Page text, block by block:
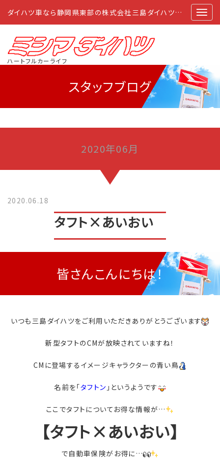
ダイハツ車なら静岡県東部の株式会社三島ダイハツにおまかせ
ハートフルカーライフ
スタッフブログ
2020年06月
2020.06.18
タフト×あいおい
皆さんこんにちは！
いつも三島ダイハツをご利用いただきありがとうございます
新型タフトのCMが放映されていますね！
CMに登場するイメージキャラクターの青い鳥
名前を「タフトン 」というようです
ここでタフトについてお得な情報が…
【タフト×あいおい】
で自動車保険がお得に…